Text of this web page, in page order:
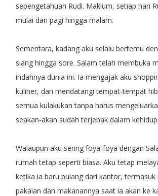
sepengetahuan Rudi. Maklum, setiap hari
mulai dari pagi hingga malam.
Sementara, kadang aku selalu bertemu
siang hingga sore. Salam telah membuka
indahnya dunia ini. Ia mengajak aku
kuliner, dan mendatangi tempat-tempat
semua kulakukan tanpa harus
seakan-akan sudah terjebak dalam
Walaupun aku sering foya-foya dengan
rumah tetap seperti biasa. Aku tetap
ketika ia baru pulang dari kantor, termasuk
pakaian dan makanannya saat ia akan ke